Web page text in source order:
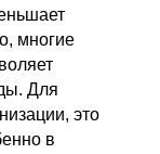
многие
Для
это
в